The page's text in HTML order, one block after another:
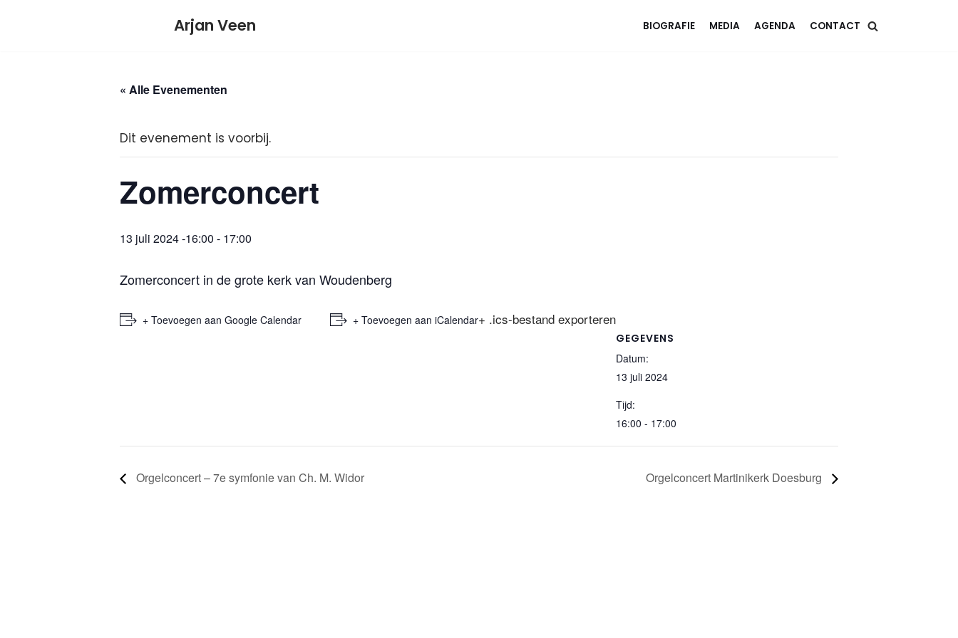
Arjan Veen BIOGRAFIE MEDIA AGENDA CONTACT
« Alle Evenementen
Dit evenement is voorbij.
Zomerconcert
13 juli 2024 -16:00 - 17:00
Zomerconcert in de grote kerk van Woudenberg
+ Toevoegen aan Google Calendar + Toevoegen aan iCalendar+ .ics-bestand exporteren
GEGEVENS
Datum:
13 juli 2024
Tijd:
16:00 - 17:00
Orgelconcert – 7e symfonie van Ch. M. Widor Orgelconcert Martinikerk Doesburg